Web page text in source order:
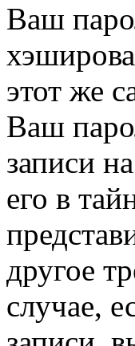
Ваш
этот же
Ваш
записи
его в
другое
случае,